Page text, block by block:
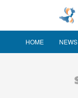
HOME NEWS